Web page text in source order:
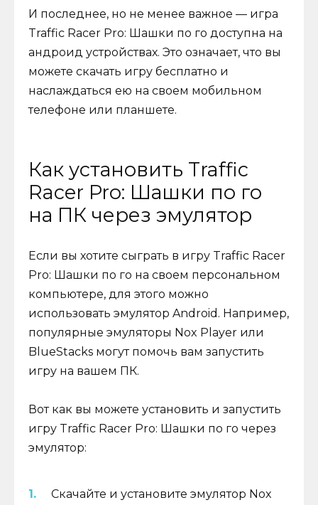
И последнее, но не менее важное — игра
Traffic Racer Pro: Шашки по го доступна на
андроид устройствах. Это означает, что вы
можете скачать игру бесплатно и
наслаждаться ею на своем мобильном
телефоне или планшете.
Как установить Traffic
Racer Pro: Шашки по го
на ПК через эмулятор
Если вы хотите сыграть в игру Traffic Racer
Pro: Шашки по го на своем персональном
компьютере, для этого можно
использовать эмулятор Android. Например,
популярные эмуляторы Nox Player или
BlueStacks могут помочь вам запустить
игру на вашем ПК.
Вот как вы можете установить и запустить
игру Traffic Racer Pro: Шашки по го через
эмулятор:
Скачайте и установите эмулятор Nox